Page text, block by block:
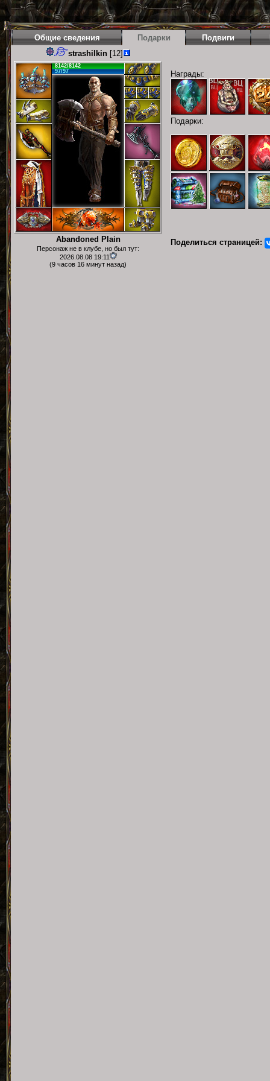
Общие сведения Подарки Подвиги
strashilkin[12]
8142/8142
97/97
Abandoned Plain
Персонаж не в клубе, но был тут:
2026.08.08 19:11
(9 часов 16 минут назад)
Награды:
Подарки:
Поделиться страницей: